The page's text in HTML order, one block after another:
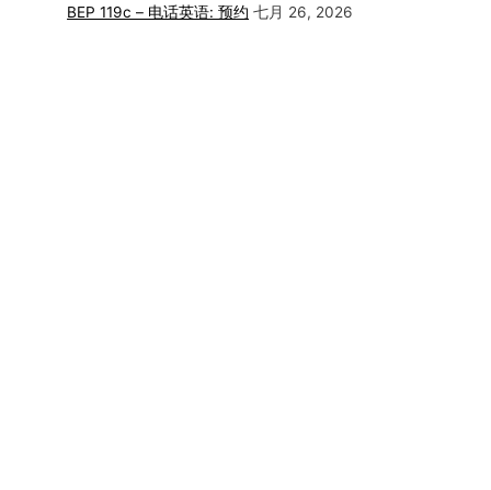
BEP 119c – 电话英语: 预约 七月 26, 2026